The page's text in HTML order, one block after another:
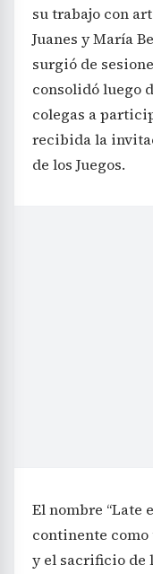
su trabajo con
Juanes y María
surgió de
consolidó luego
colegas a
recibida la
de los Juegos.
El nombre “Late
continente
y el sacrificio de